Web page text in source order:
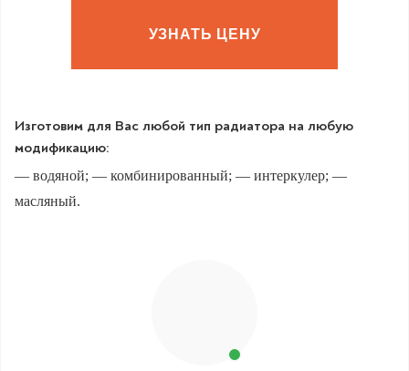
УЗНАТЬ ЦЕНУ
Изготовим для Вас любой тип радиатора на любую
модификацию:
— водяной; — комбинированный; — интеркулер; —
масляный.